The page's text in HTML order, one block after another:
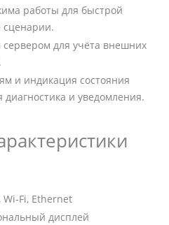
работы для быстрой
сценарии.
для учёта внешних
и индикация состояния
и уведомления.
Ethernet
дисплей